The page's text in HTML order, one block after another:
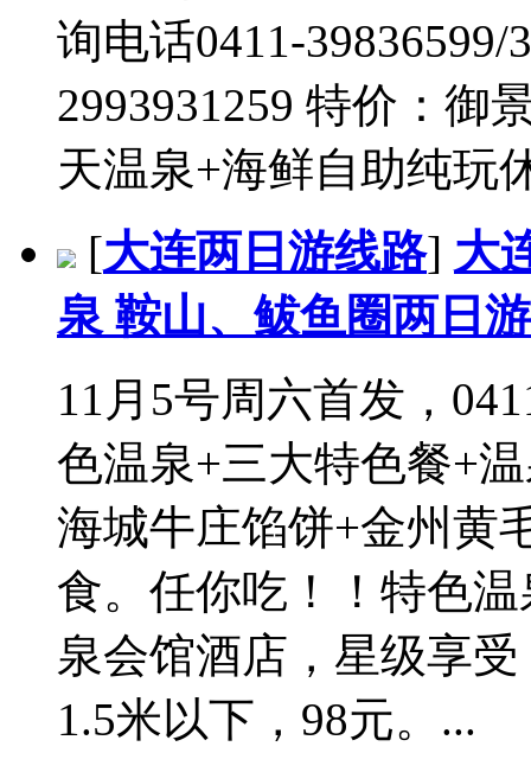
询电话0411-39836599/
2993931259 特价：御
天温泉+海鲜自助纯玩
[大连两日游线路] 大
泉 鞍山、鲅鱼圈两日游
11月5号周六首发，
色温泉+三大特色餐+
海城牛庄馅饼+金州黄
食。任你吃！！特色
泉会馆酒店，星级享
1.5米以下，98元。...